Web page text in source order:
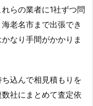
らの業者に1社ずつ問
老名市まで出張でき
なり手間がかかりま
込んで相見積もりを
社にまとめて査定依